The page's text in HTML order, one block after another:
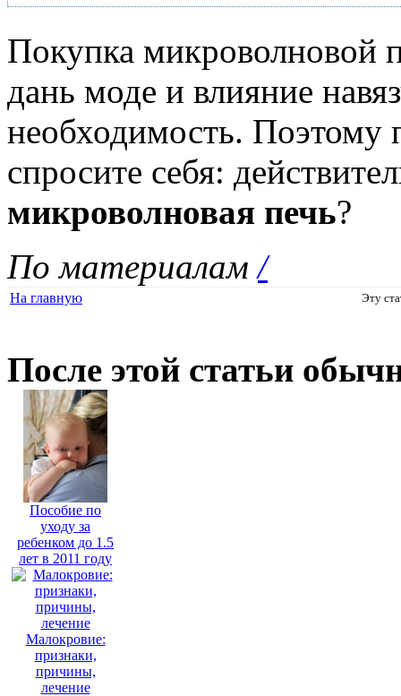
Покупка микроволновой
дань моде и влияние
необходимость. Поэтому
спросите себя:
микроволновая печь?
По материалам/
На главную Эту
После этой статьи
Пособие по
уходу за
ребенком до 1.5
лет в 2011 году
Малокровие:
признаки,
причины,
лечение